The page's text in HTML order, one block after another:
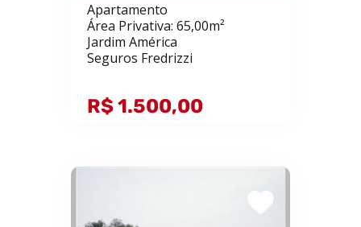
Apartamento
Área Privativa: 65,00m²
Jardim América
Seguros Fredrizzi
R$ 1.500,00